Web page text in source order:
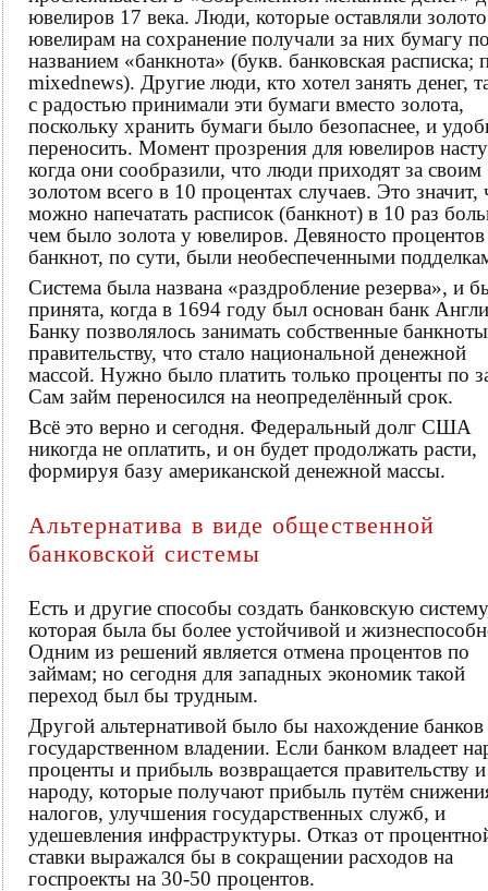
ювелиров 17 века. Люди, которые оставляли золото
ювелирам на сохранение получали за них бумагу
названием «банкнота» (букв. банковская расписка;
mixednews). Другие люди, кто хотел занять денег,
с радостью принимали эти бумаги вместо золота,
поскольку хранить бумаги было безопаснее, и
переносить. Момент прозрения для ювелиров
когда они сообразили, что люди приходят за своим
золотом всего в 10 процентах случаев. Это значит,
можно напечатать расписок (банкнот) в 10 раз
чем было золота у ювелиров. Девяносто процентов
банкнот, по сути, были необеспеченными
Система была названа «раздробление резерва», и
принята, когда в 1694 году был основан банк
Банку позволялось занимать собственные банкноты
правительству, что стало национальной денежной
массой. Нужно было платить только проценты по
Сам займ переносился на неопределённый срок.
Всё это верно и сегодня. Федеральный долг США
никогда не оплатить, и он будет продолжать расти,
формируя базу американской денежной массы.
Альтернатива в виде общественной
банковской системы
Есть и другие способы создать банковскую
которая была бы более устойчивой и
Одним из решений является отмена процентов по
займам; но сегодня для западных экономик такой
переход был бы трудным.
Другой альтернативой было бы нахождение банков
государственном владении. Если банком владеет
проценты и прибыль возвращается правительству и
народу, которые получают прибыль путём
налогов, улучшения государственных служб, и
удешевления инфраструктуры. Отказ от
ставки выражался бы в сокращении расходов на
госпроекты на 30-50 процентов.